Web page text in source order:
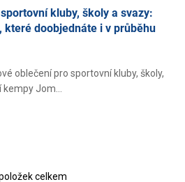
kluby, školy a svazy:
které doobjednáte i v průběhu
oblečení pro sportovní kluby, školy,
Jom...
celkem